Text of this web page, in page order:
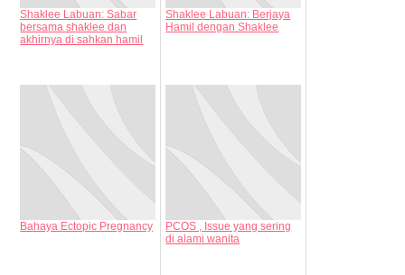
Shaklee Labuan: Sabar
bersama shaklee dan
akhirnya di sahkan hamil
Shaklee Labuan: Berjaya
Hamil dengan Shaklee
Bahaya Ectopic Pregnancy
PCOS , Issue yang sering
di alami wanita